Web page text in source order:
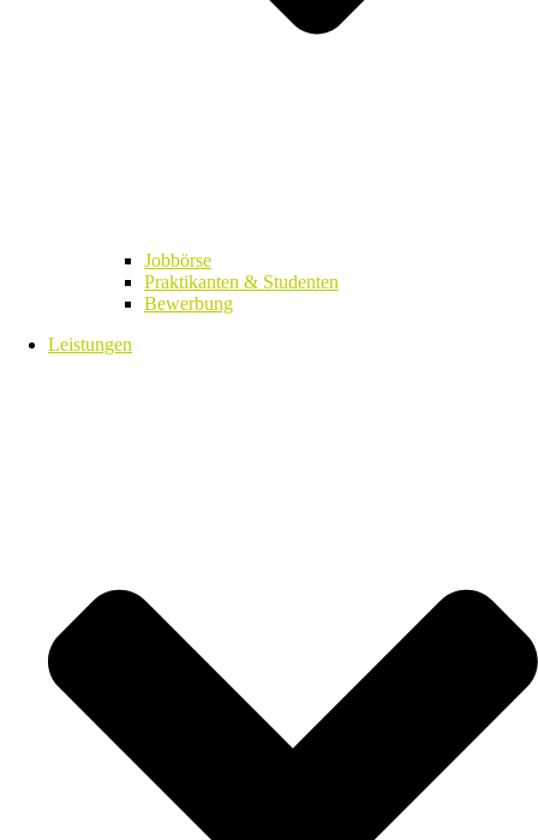
Jobbörse
Praktikanten & Studenten
Bewerbung
Leistungen